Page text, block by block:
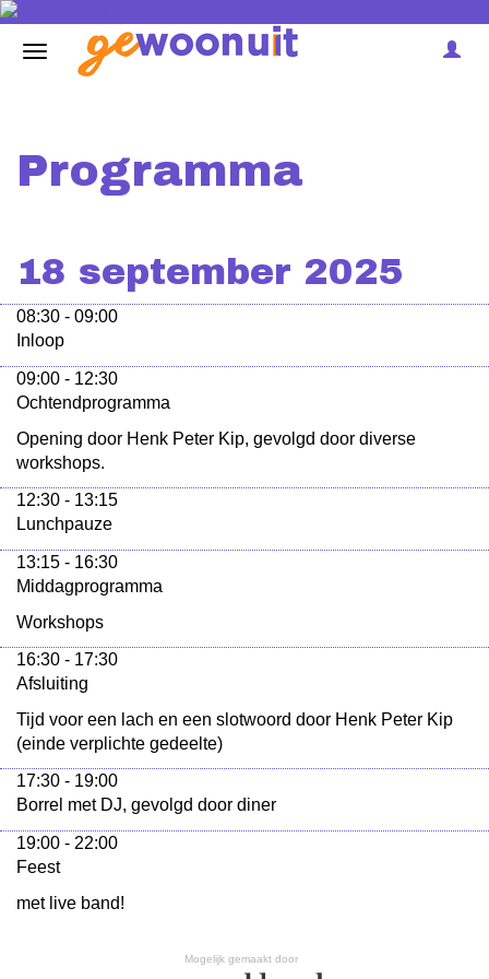
Programma
18 september 2025
08:30 - 09:00
Inloop
09:00 - 12:30
Ochtendprogramma
Opening door Henk Peter Kip, gevolgd door diverse
workshops.
12:30 - 13:15
Lunchpauze
13:15 - 16:30
Middagprogramma
Workshops
16:30 - 17:30
Afsluiting
Tijd voor een lach en een slotwoord door Henk Peter Kip
(einde verplichte gedeelte)
17:30 - 19:00
Borrel met DJ, gevolgd door diner
19:00 - 22:00
Feest
met live band!
Mogelijk gemaakt door